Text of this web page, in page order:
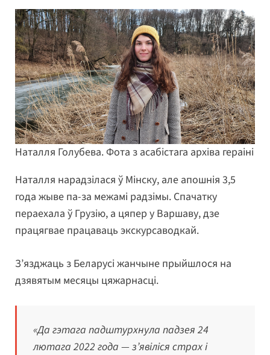
Наталля Голубева. Фота з асабістага архіва гераіні
Наталля нарадзілася ў Мінску, але апошнія 3,5
года жыве па-за межамі радзімы. Спачатку
пераехала ў Грузію, а цяпер у Варшаву, дзе
працягвае працаваць экскурсаводкай.
З’язджаць з Беларусі жанчыне прыйшлося на
дзявятым месяцы цяжарнасці.
«Да гэтага падштурхнула падзея 24
лютага 2022 года — з’явіліся страх і